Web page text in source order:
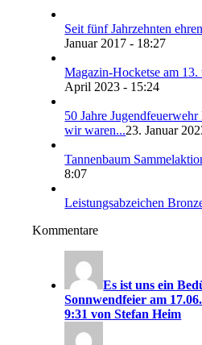
Seit fünf Jahrzehnten
Januar 2017 - 18:27
Magazin-Hocketse am
April 2023 - 15:24
50 Jahre
wir waren...23. Januar
Tannenbaum
8:07
Leistungsabzeichen
Kommentare
Es ist uns ein
Sonnwendfeier am
9:31 von Stefan Heim